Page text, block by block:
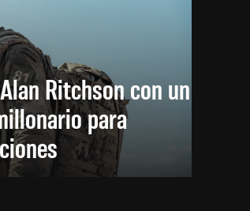
Ritchson con un
para